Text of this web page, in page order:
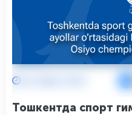
Тошкентда спорт